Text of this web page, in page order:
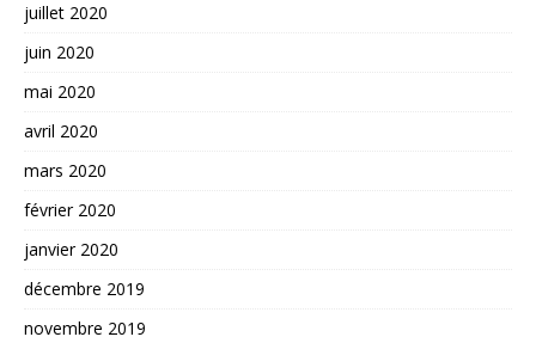
juillet 2020
juin 2020
mai 2020
avril 2020
mars 2020
février 2020
janvier 2020
décembre 2019
novembre 2019